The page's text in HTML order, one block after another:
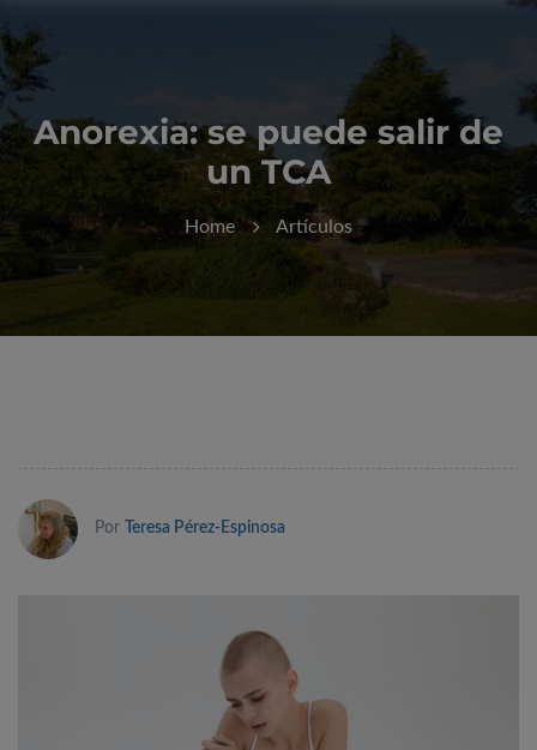
Anorexia: se puede salir de
un TCA
Home Artículos
Por Teresa Pérez-Espinosa